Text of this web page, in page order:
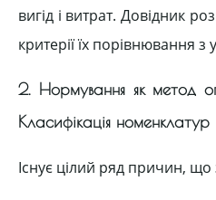
вигід і витрат. Довідник
критерії їх порівнювання
2. Нормування як метод
Класифікація номенклатур
Існує цілий ряд причин,